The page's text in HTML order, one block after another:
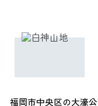
福岡市中央区の大濠